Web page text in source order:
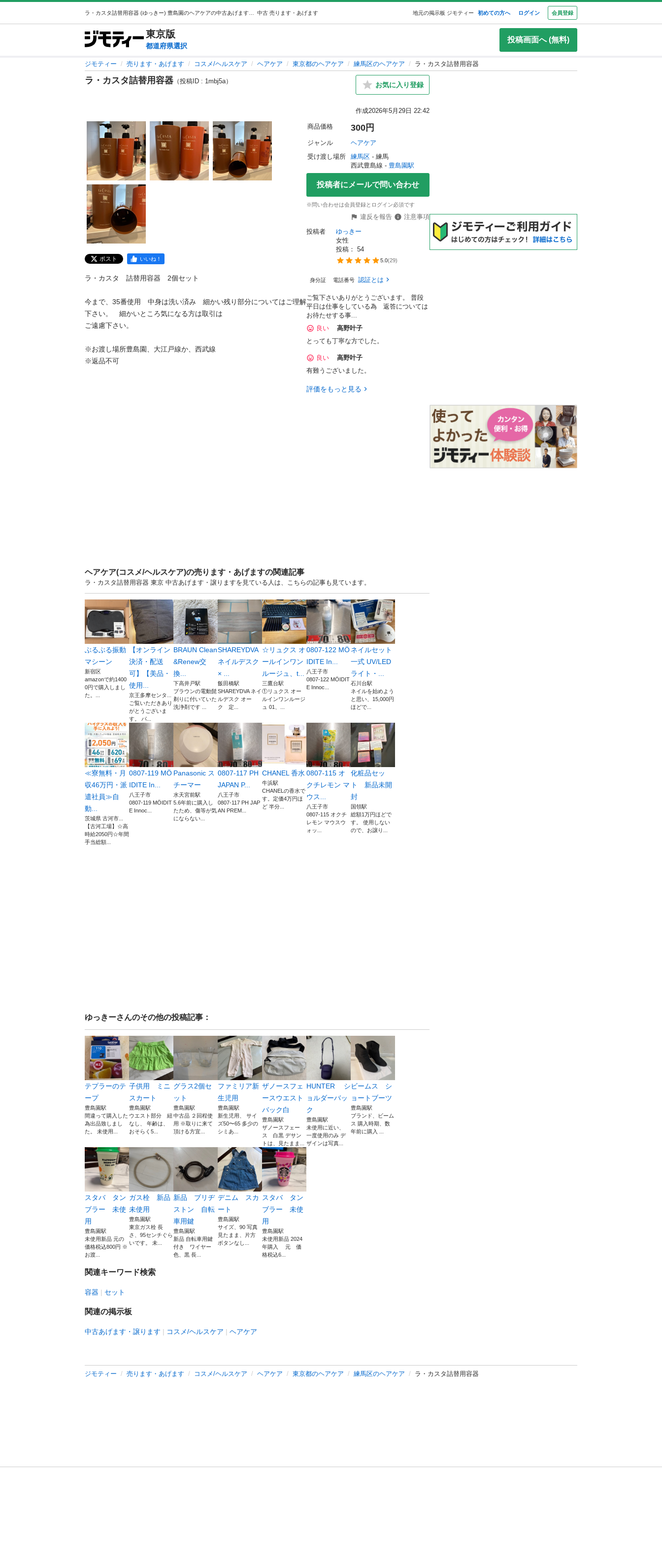
中古 売ります・あげます 地元の掲示板 ジモティー 初めての方へ ログイン 会員登録
東京版
都道府県選択
投稿画面へ (無料)
ジモティー 売ります・あげます コスメ/ヘルスケア ヘアケア 東京都のヘアケア 練馬区のヘアケア ラ・カスタ詰替用容器
ラ・カスタ詰替用容器 （投稿ID : 1mbj5a） お気に入り登録
作成2026年5月29日 22:42
ポスト いいね！
ラ・カスタ　詰替用容器　2個セット
今まで、35番使用　中身は洗い済み　細かい残り部分についてはご理解
下さい。　細かいところ気になる方は取引は
ご遠慮下さい。
※お渡し場所豊島園、大江戸線か、西武線
※返品不可
商品価格 300円
ジャンル
ヘアケア
受け渡し場所
練馬区 - 練馬
西武豊島線 - 豊島園駅
投稿者にメールで問い合わせ
※問い合わせは会員登録とログイン必須です
違反を報告
注意事項
投稿者
ゆっきー
女性
投稿： 54
5.0(29)
身分証 電話番号 認証とは
ご覧下さいありがとうございます。 普段
平日は仕事をしている為 返答については
お待たせする事...
良い
高野叶子
とっても丁寧な方でした。
良い
高野叶子
有難うございました。
評価をもっと見る
ヘアケア(コスメ/ヘルスケア)の売ります・あげますの関連記事
ラ・カスタ詰替用容器 東京 中古あげます・譲りますを見ている人は、こちらの記事も見ています。
ぶるぶる振動
マシーン
新宿区
amazonで約1400
0円で購入しまし
た。...
【オンライン
決済・配送
可】【美品・
使用...
京王多摩センタ...
ご覧いただきあり
がとうございま
す。 パ...
BRAUN Clean
&Renew交
換...
下高井戸駅
ブラウンの電動髭
剃りに付いていた
洗浄剤です ...
SHAREYDVA
ネイルデスク
× ...
飯田橋駅
SHAREYDVA ネイ
ルデスク オー
ク 定...
☆リュクス オ
ールインワン
ルージュ、t...
三鷹台駅
①リュクス オー
ルインワンルージ
ュ 01、...
0807-122 MÖ
IDITE In...
八王子市
0807-122 MÖIDIT
E Innoc...
ネイルセット
一式 UV/LED
ライト・...
石川台駅
ネイルを始めよう
と思い、15,000円
ほどで...
≪寮無料・月
収46万円・派
遣社員≫自
動...
茨城県 古河市...
【古河工場】☆高
時給2050円☆年間
手当総額...
0807-119 MÖ
IDITE In...
八王子市
0807-119 MÖIDIT
E Innoc...
Panasonic ス
チーマー
水天宮前駅
5.6年前に購入し
たため、傷等が気
にならない...
0807-117 PH
JAPAN P...
八王子市
0807-117 PH JAP
AN PREM...
CHANEL 香水
牛浜駅
CHANELの香水で
す。定価4万円ほ
ど 半分...
0807-115 オ
クチレモン マ
ウス...
八王子市
0807-115 オクチ
レモン マウスウ
ォッ...
化粧品セッ
ト 新品未開
封
国領駅
総額1万円ほどで
す。 使用しない
ので、お譲り...
ゆっきーさんのその他の投稿記事：
テプラーのテ
ープ
豊島園駅
間違って購入した
為出品致しまし
た。 未使用...
子供用 ミニ
スカート
豊島園駅
ウエスト部分 紐
なし、 年齢は、
おそらく5...
グラス2個セ
ット
豊島園駅
中古品 ２回程使
用 ※取りに来て
頂ける方宜...
ファミリア新
生児用
豊島園駅
新生児用、 サイ
ズ50〜65 多少の
シミあ...
ザノースフェ
ースウエスト
バック白
豊島園駅
ザノースフェー
ス 白黒 デサン
トは、見たまま...
HUNTER シ
ョルダーバッ
ク
豊島園駅
未使用に近い、
一度使用のみ デ
ザインは写真...
ビームス シ
ョートブーツ
豊島園駅
ブランド、ビーム
ス 購入時期、数
年前に購入 ...
スタバ タン
ブラー 未使
用
豊島園駅
未使用新品 元の
価格税込800円 ※
お渡...
ガス栓 新品
未使用
豊島園駅
東京ガス栓 長
さ、95センチぐら
いです。 未...
新品 ブリヂ
ストン 自転
車用鍵
豊島園駅
新品 自転車用鍵
付き ワイヤー
色、黒 長...
デニム スカ
ート
豊島園駅
サイズ、90 写真
見たまま、片方
ボタンなし...
スタバ タン
ブラー 未使
用
豊島園駅
未使用新品 2024
年購入 元 価
格税込6...
関連キーワード検索
容器 セット
関連の掲示板
中古あげます・譲ります コスメ/ヘルスケア ヘアケア
ジモティー 売ります・あげます コスメ/ヘルスケア ヘアケア 東京都のヘアケア 練馬区のヘアケア ラ・カスタ詰替用容器